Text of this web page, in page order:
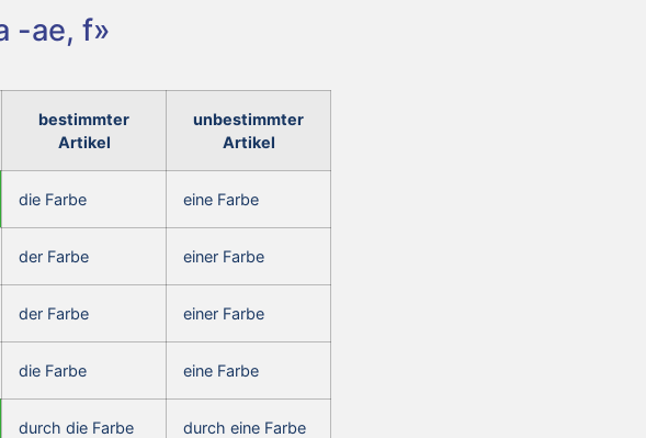
-ae, f»
bestimmter
Artikel
unbestimmter
Artikel
die Farbe eine Farbe
der Farbe einer Farbe
der Farbe einer Farbe
die Farbe eine Farbe
durch die Farbe durch eine Farbe